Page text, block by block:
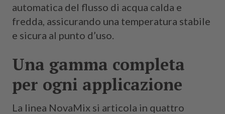
automatica del flusso di acqua calda e
fredda, assicurando una temperatura stabile
e sicura al punto d’uso.
Una gamma completa
per ogni applicazione
La linea NovaMix si articola in quattro